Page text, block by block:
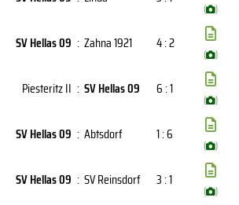
( )
SV Hellas 09 : Zahna 1921 4 : 2
( )
Piesteritz II : SV Hellas 09 6 : 1
( )
SV Hellas 09 : Abtsdorf 1 : 6
( )
SV Hellas 09 : SV Reinsdorf 3 : 1
( )